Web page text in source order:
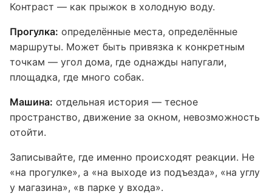
Контраст — как прыжок в холодную воду.
Прогулка: определённые места, определённые
маршруты. Может быть привязка к конкретным
точкам — угол дома, где однажды напугали,
площадка, где много собак.
Машина: отдельная история — тесное
пространство, движение за окном, невозможность
отойти.
Записывайте, где именно происходят реакции. Не
«на прогулке», а «на выходе из подъезда», «на углу
у магазина», «в парке у входа».